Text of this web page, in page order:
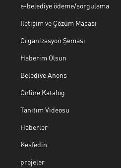
e-belediye ödeme/sorgulama
İletişim ve Çözüm Masası
Organizasyon Şeması
Haberim Olsun
Belediye Anons
Online Katalog
Tanıtım Videosu
Haberler
Keşfedin
projeler